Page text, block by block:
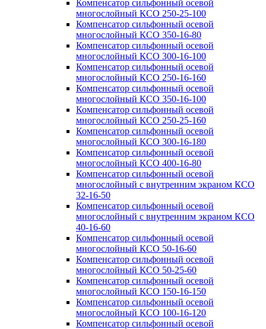
Компенсатор сильфонный осевой
многослойный КСО 250-25-100
Компенсатор сильфонный осевой
многослойный КСО 350-16-80
Компенсатор сильфонный осевой
многослойный КСО 300-16-100
Компенсатор сильфонный осевой
многослойный КСО 250-16-160
Компенсатор сильфонный осевой
многослойный КСО 350-16-100
Компенсатор сильфонный осевой
многослойный КСО 250-25-160
Компенсатор сильфонный осевой
многослойный КСО 300-16-180
Компенсатор сильфонный осевой
многослойный КСО 400-16-80
Компенсатор сильфонный осевой
многослойный с внутренним экраном КСО
32-16-50
Компенсатор сильфонный осевой
многослойный с внутренним экраном КСО
40-16-60
Компенсатор сильфонный осевой
многослойный КСО 50-16-60
Компенсатор сильфонный осевой
многослойный КСО 50-25-60
Компенсатор сильфонный осевой
многослойный КСО 150-16-150
Компенсатор сильфонный осевой
многослойный КСО 100-16-120
Компенсатор сильфонный осевой